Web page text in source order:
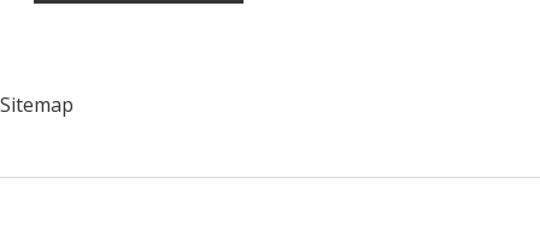
Sitemap